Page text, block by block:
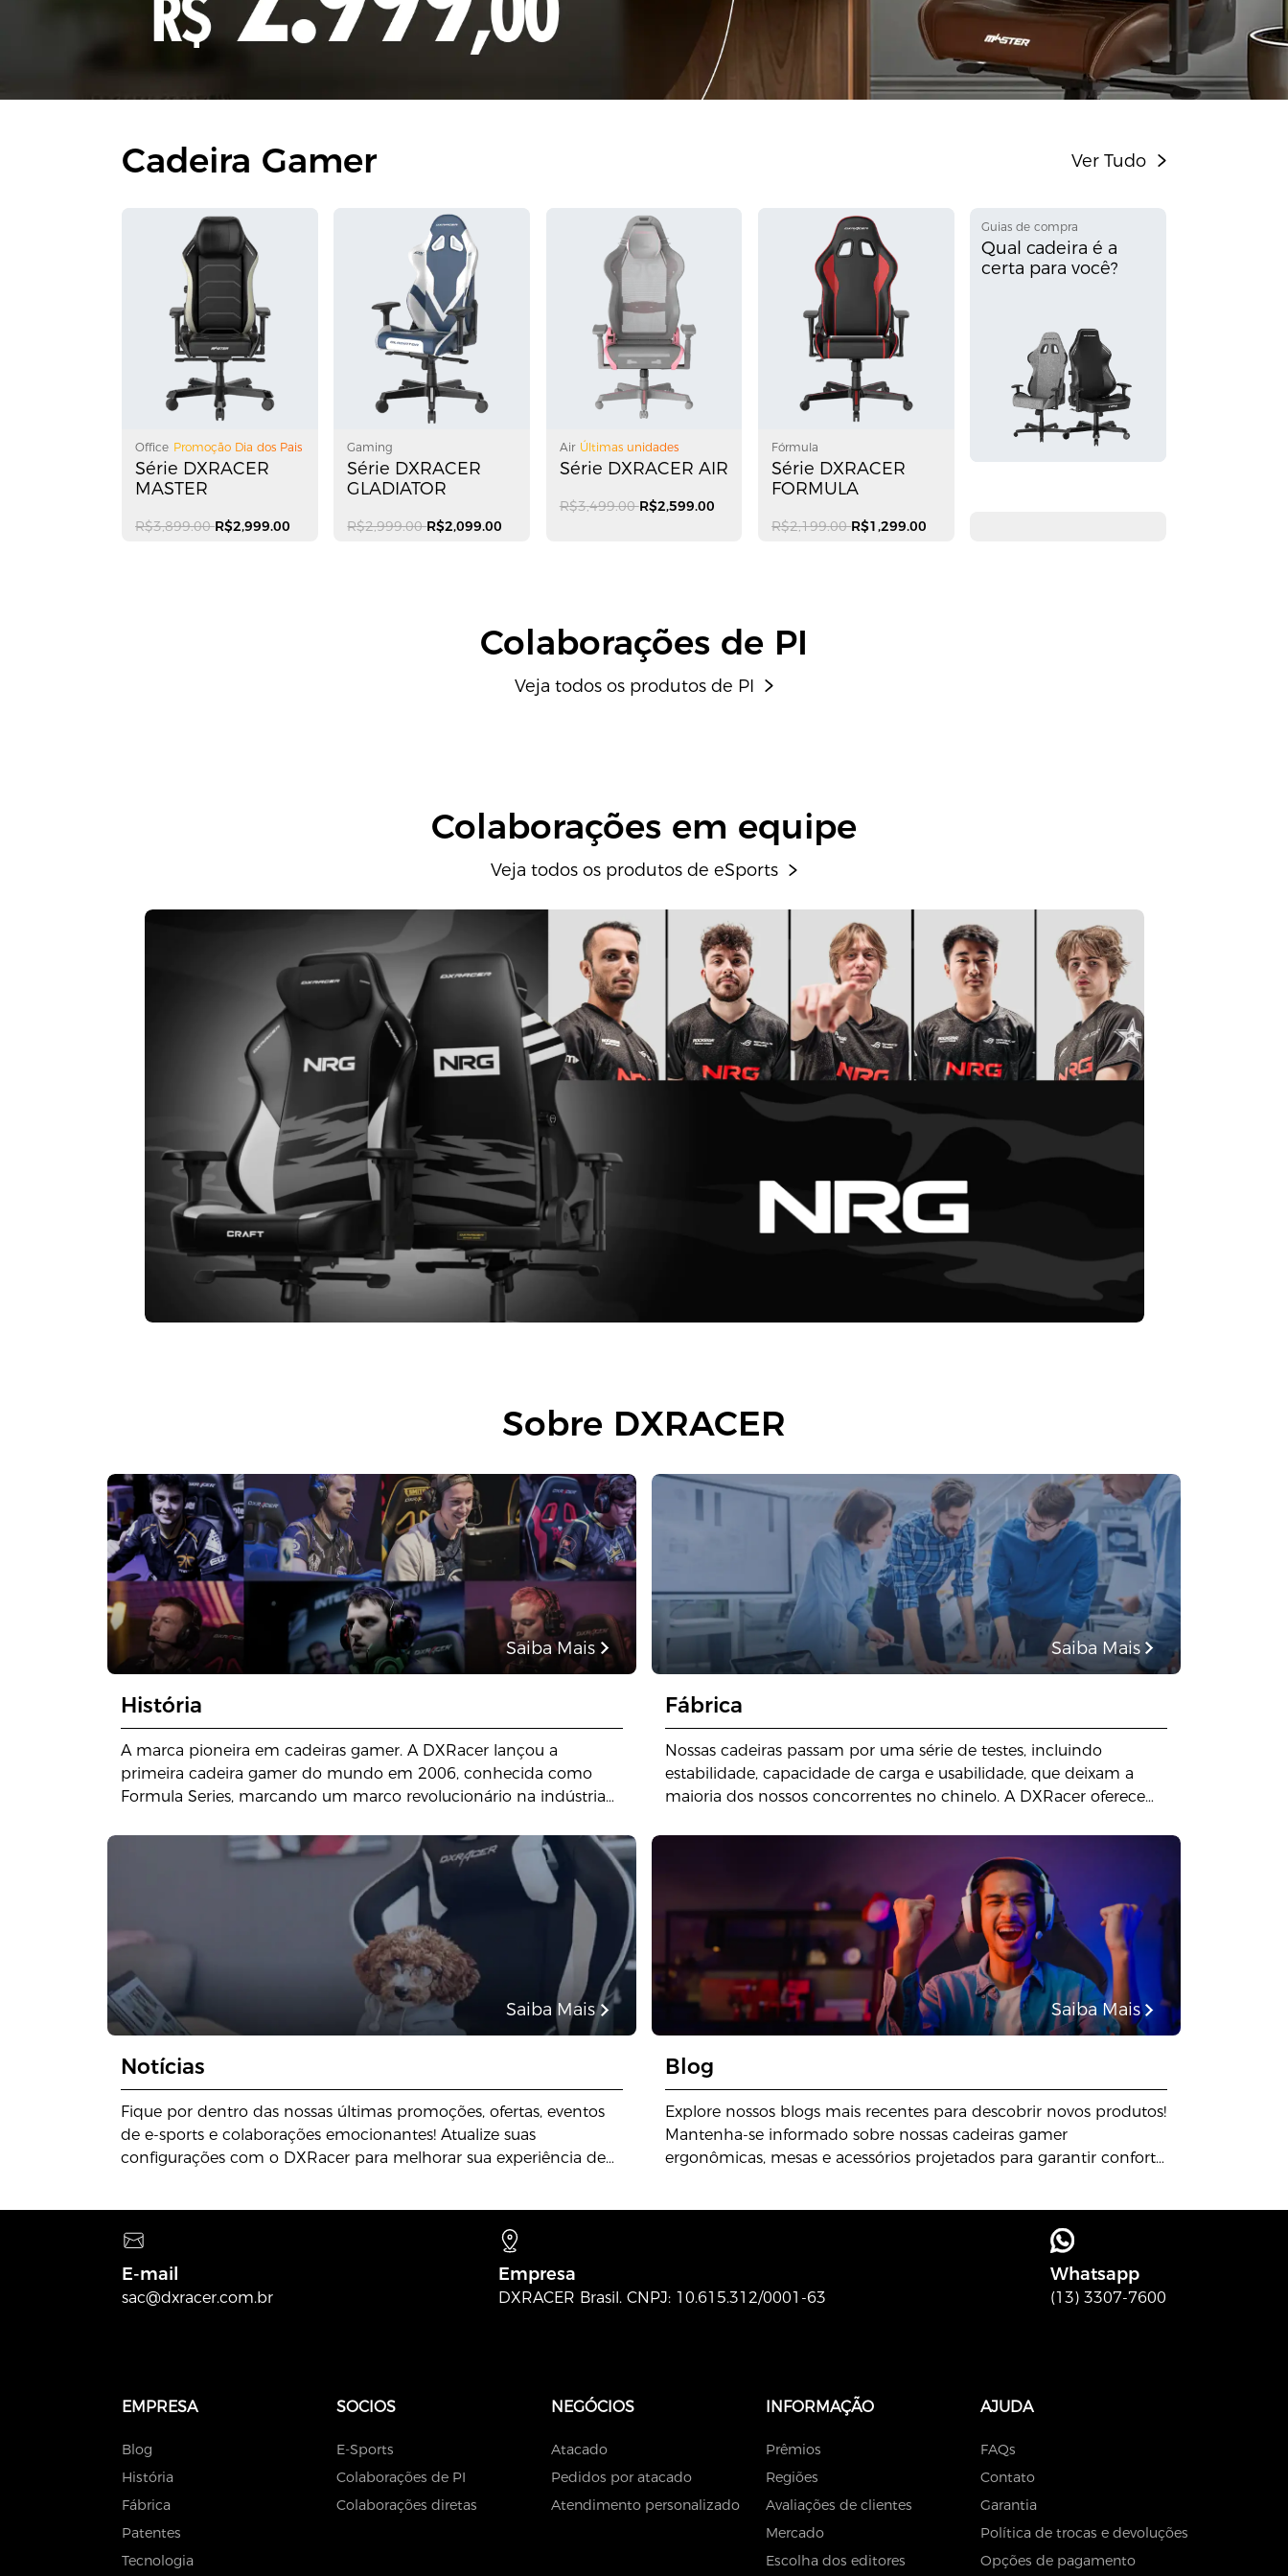
Cadeira Gamer Ver Tudo
Office Promoção Dia dos Pais
Série DXRACER
MASTER
R$3,899.00R$2,999.00
Gaming
Série DXRACER
GLADIATOR
R$2,999.00R$2,099.00
Air Últimas unidades
Série DXRACER AIR
R$3,499.00R$2,599.00
Fórmula
Série DXRACER
FORMULA
R$2,199.00R$1,299.00
Guias de compra
Qual cadeira é a
certa para você?
Colaborações de PI
Veja todos os produtos de PI
Colaborações em equipe
Veja todos os produtos de eSports
Sobre DXRACER
Saiba Mais
História
A marca pioneira em cadeiras gamer. A DXRacer lançou a
primeira cadeira gamer do mundo em 2006, conhecida como
Formula Series, marcando um marco revolucionário na indústria
Saiba Mais
Fábrica
Nossas cadeiras passam por uma série de testes, incluindo
estabilidade, capacidade de carga e usabilidade, que deixam a
maioria dos nossos concorrentes no chinelo. A DXRacer oferece
buscamos constantemente a perfeição para construir a melhor
cadeira gamer possível para você. Sente-se conosco, sente-se com
qualidade!
Saiba Mais
Notícias
Fique por dentro das nossas últimas promoções, ofertas, eventos
de e-sports e colaborações emocionantes! Atualize suas
configurações com o DXRacer para melhorar sua experiência de
Saiba Mais
Blog
Explore nossos blogs mais recentes para descobrir novos produtos!
Mantenha-se informado sobre nossas cadeiras gamer
ergonômicas, mesas e acessórios projetados para garantir conforto
E-mail
sac@dxracer.com.br
Empresa
DXRACER Brasil. CNPJ: 10.615.312/0001-63
Whatsapp
(13) 3307-7600
EMPRESA
Blog
História
Fábrica
Patentes
Tecnologia
SOCIOS
E-Sports
Colaborações de PI
Colaborações diretas
NEGÓCIOS
Atacado
Pedidos por atacado
Atendimento personalizado
INFORMAÇÃO
Prêmios
Regiões
Avaliações de clientes
Mercado
Escolha dos editores
AJUDA
FAQs
Contato
Garantia
Política de trocas e devoluções
Opções de pagamento